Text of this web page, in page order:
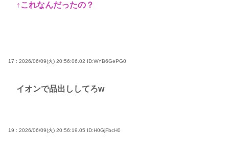
↑これなんだったの？
17 : 2026/06/09(火) 20:56:06.02 ID:WYB6GePG0
イオンで品出ししてろw
19 : 2026/06/09(火) 20:56:19.05 ID:H0GjFbcH0